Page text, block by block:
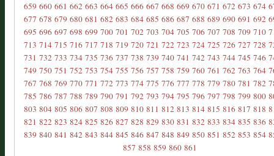
659 660 661 662 663 664 665 666 667 668 669 670 671 672 673 674
677 678 679 680 681 682 683 684 685 686 687 688 689 690 691 692
695 696 697 698 699 700 701 702 703 704 705 706 707 708 709 710
713 714 715 716 717 718 719 720 721 722 723 724 725 726 727 728
731 732 733 734 735 736 737 738 739 740 741 742 743 744 745 746
749 750 751 752 753 754 755 756 757 758 759 760 761 762 763 764
767 768 769 770 771 772 773 774 775 776 777 778 779 780 781 782
785 786 787 788 789 790 791 792 793 794 795 796 797 798 799 800
803 804 805 806 807 808 809 810 811 812 813 814 815 816 817 818
821 822 823 824 825 826 827 828 829 830 831 832 833 834 835 836
839 840 841 842 843 844 845 846 847 848 849 850 851 852 853 854
857 858 859 860 861